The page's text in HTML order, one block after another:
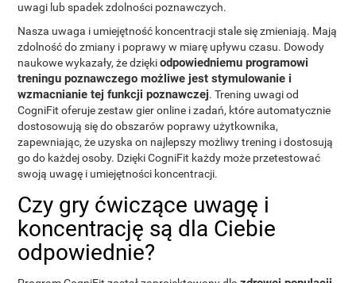
uwagi lub spadek zdolności poznawczych.
Nasza uwaga i umiejętność koncentracji stale się zmieniają. Mają
zdolność do zmiany i poprawy w miarę upływu czasu. Dowody
naukowe wykazały, że dziękiodpowiedniemu programowi
treningu poznawczego możliwe jest stymulowanie i
wzmacnianie tej funkcji poznawczej. Trening uwagi od
CogniFit oferuje zestaw gier online i zadań, które automatycznie
dostosowują się do obszarów poprawy użytkownika,
zapewniając, że uzyska on najlepszy możliwy trening i dostosują
go do każdej osoby. Dzięki CogniFit każdy może przetestować
swoją uwagę i umiejętności koncentracji.
Czy gry ćwiczące uwagę i
koncentrację są dla Ciebie
odpowiednie?